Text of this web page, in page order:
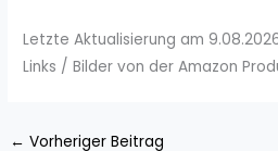
Letzte Aktualisierung am
Links / Bilder von der Amazon
← Vorheriger Beitrag